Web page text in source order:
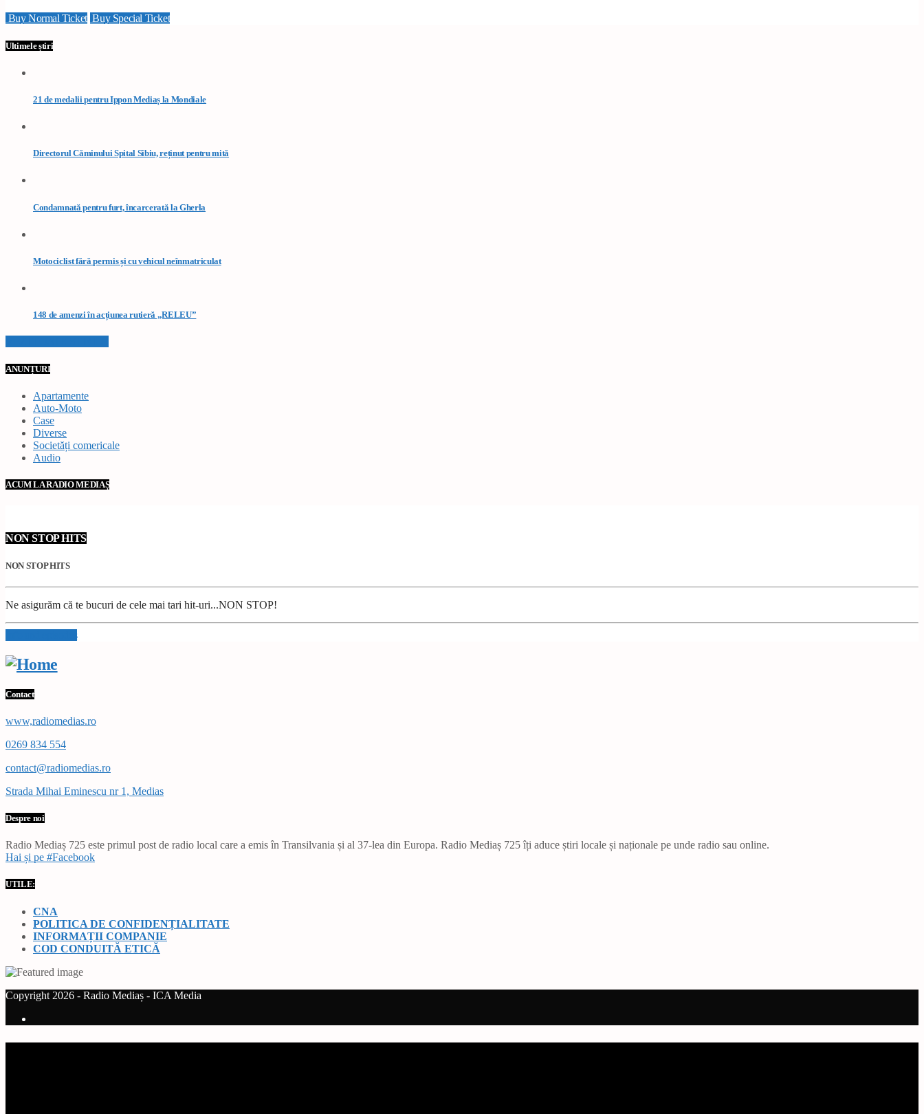
Buy Normal Ticket Buy Special Ticket
Ultimele știri
21 de medalii pentru Ippon Mediaș la Mondiale
Directorul Căminului Spital Sibiu, reținut pentru mită
Condamnată pentru furt, încarcerată la Gherla
Motociclist fără permis și cu vehicul neînmatriculat
148 de amenzi în acțiunea rutieră „RELEU”
ANUNȚURI
Apartamente
Auto-Moto
Case
Diverse
Societăți comericale
Audio
ACUM LA RADIO MEDIAȘ
NON STOP HITS
NON STOP HITS
Ne asigurăm că te bucuri de cele mai tari hit-uri...NON STOP!
Info and episodes
Contact
www,radiomedias.ro
0269 834 554
contact@radiomedias.ro
Strada Mihai Eminescu nr 1, Medias
Despre noi
Radio Mediaș 725 este primul post de radio local care a emis în Transilvania și al 37-lea din Europa. Radio Mediaș 725 îți aduce știri locale și naționale pe unde radio sau online.
Hai și pe #Facebook
UTILE:
CNA
POLITICA DE CONFIDENȚIALITATE
INFORMAȚII COMPANIE
COD CONDUITĂ ETICĂ
Copyright 2026 - Radio Mediaș - ICA Media